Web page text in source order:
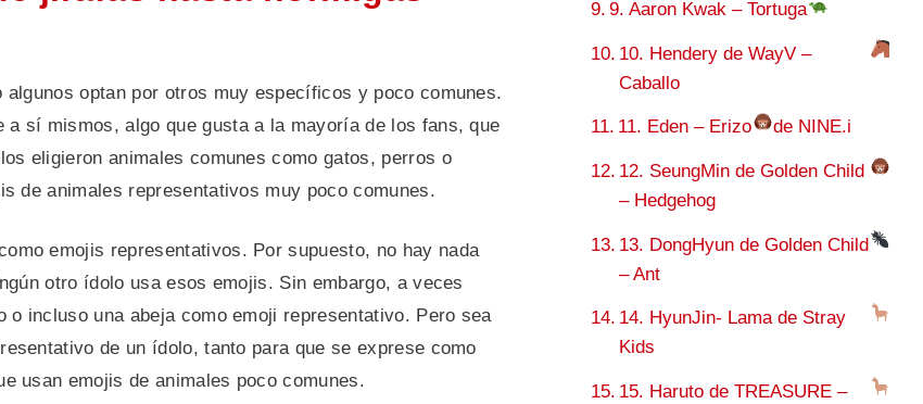
optan por otros muy específicos y poco comunes.
sí mismos, algo que gusta a la mayoría de los fans, que
eligieron animales comunes como gatos, perros o
de animales representativos muy poco comunes.
emojis representativos. Por supuesto, no hay nada
otro ídolo usa esos emojis. Sin embargo, a veces
incluso una abeja como emoji representativo. Pero sea
de un ídolo, tanto para que se exprese como
usan emojis de animales poco comunes.
9. Aaron Kwak – Tortuga
10. Hendery de WayV –
Caballo
11. Eden – Erizo de NINE.i
12. SeungMin de Golden Child
– Hedgehog
13. DongHyun de Golden Child
– Ant
14. HyunJin- Lama de Stray
Kids
15. Haruto de TREASURE –